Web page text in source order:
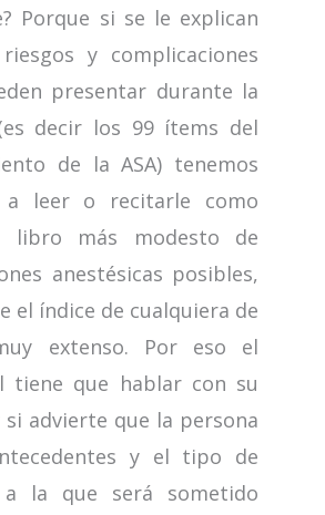
Porque si se le explican
y complicaciones
presentar durante la
decir los 99 ítems del
de la ASA) tenemos
a leer o recitarle como
libro más modesto de
anestésicas posibles,
el índice de cualquiera de
extenso. Por eso el
tiene que hablar con su
si advierte que la persona
y el tipo de
a la que será sometido